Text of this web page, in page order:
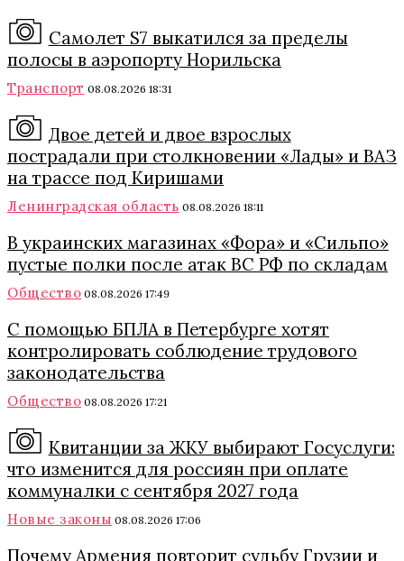
Самолет S7 выкатился за пределы
полосы в аэропорту Норильска
Транспорт 08.08.2026 18:31
Двое детей и двое взрослых
пострадали при столкновении «Лады» и ВАЗ
на трассе под Киришами
Ленинградская область 08.08.2026 18:11
В украинских магазинах «Фора» и «Сильпо»
пустые полки после атак ВС РФ по складам
Общество 08.08.2026 17:49
С помощью БПЛА в Петербурге хотят
контролировать соблюдение трудового
законодательства
Общество 08.08.2026 17:21
Квитанции за ЖКУ выбирают Госуслуги:
что изменится для россиян при оплате
коммуналки с сентября 2027 года
Новые законы 08.08.2026 17:06
Почему Армения повторит судьбу Грузии и